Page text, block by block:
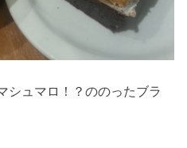
シュマロ！？ののったブラ